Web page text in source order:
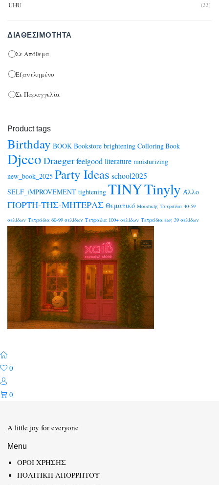
UHU (33)
ΔΙΑΘΕΣΙΜΌΤΗΤΑ
Σε Απόθεμα
Εξαντλημένο
Σε Παραγγελία
Product tags
Birthday BOOK Bookstore brightening Colloring Book
Djeco Draegerfeelgoodliterature moisturizing
new_book_2025 Party Ideas school2025
SELF_iMPROVEMENT tightening TINYTinyly Άλλο
ΓΙΟΡΤΗ-ΤΗΣ-ΜΗΤΕΡΑΣ Θεματικό Μουσικής Τετράδια 40-59
σελίδων Τετράδια 60-99 σελίδων Τετράδια 100+ σελίδων Τετράδια έως 39 σελίδων
0
0
A little joy for everyone
Menu
ΟΡΟΙ ΧΡΗΣΗΣ
ΠΟΛΙΤΙΚΗ ΑΠΟΡΡΗΤΟΥ